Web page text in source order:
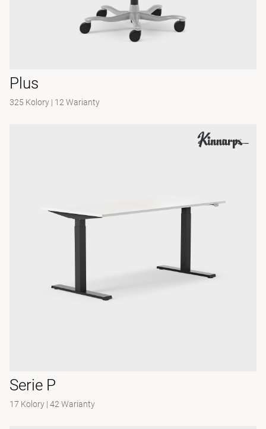
Plus
325 Kolory | 12 Warianty
Serie P
17 Kolory | 42 Warianty